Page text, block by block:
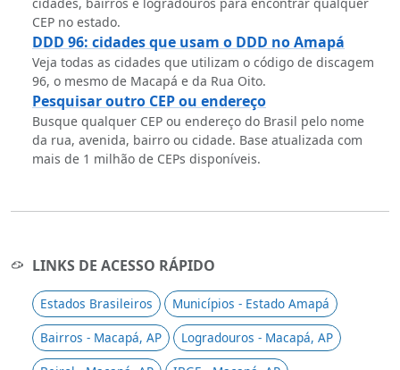
CEP no estado.
DDD 96: cidades que usam o DDD no Amapá
Veja todas as cidades que utilizam o código de discagem
96, o mesmo de Macapá e da Rua Oito.
Pesquisar outro CEP ou endereço
Busque qualquer CEP ou endereço do Brasil pelo nome
da rua, avenida, bairro ou cidade. Base atualizada com
mais de 1 milhão de CEPs disponíveis.
LINKS DE ACESSO RÁPIDO
Estados Brasileiros
Municípios - Estado Amapá
Bairros - Macapá, AP
Logradouros - Macapá, AP